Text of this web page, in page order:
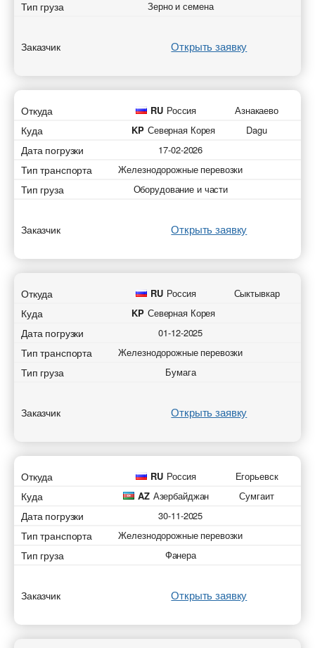
Тип груза Зерно и семена
Заказчик Открыть заявку
Откуда RU Россия Азнакаево
Куда KP Северная Корея Dagu
Дата погрузки 17-02-2026
Тип транспорта Железнодорожные перевозки
Тип груза Оборудование и части
Заказчик Открыть заявку
Откуда RU Россия Сыктывкар
Куда KP Северная Корея
Дата погрузки 01-12-2025
Тип транспорта Железнодорожные перевозки
Тип груза Бумага
Заказчик Открыть заявку
Откуда RU Россия Егорьевск
Куда AZ Азербайджан Сумгаит
Дата погрузки 30-11-2025
Тип транспорта Железнодорожные перевозки
Тип груза Фанера
Заказчик Открыть заявку